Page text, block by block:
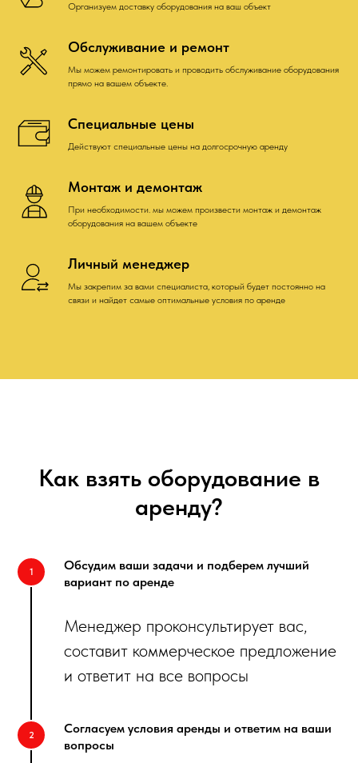
Организуем доставку оборудования на ваш объект
Обслуживание и ремонт
Мы можем ремонтировать и проводить обслуживание оборудования
прямо на вашем объекте.
Специальные цены
Действуют специальные цены на долгосрочную аренду
Монтаж и демонтаж
При необходимости. мы можем произвести монтаж и демонтаж
оборудования на вашем объекте
Личный менеджер
Мы закрепим за вами специалиста, который будет постоянно на
связи и найдет самые оптимальные условия по аренде
Как взять оборудование в
аренду?
Обсудим ваши задачи и подберем лучший
вариант по аренде
Менеджер проконсультирует вас,
составит коммерческое предложение
и ответит на все вопросы
Согласуем условия аренды и ответим на ваши
вопросы